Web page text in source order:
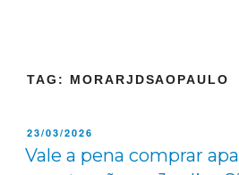
TAG: MORARJDSAOPAULO
23/03/2026
Vale a pena comprar